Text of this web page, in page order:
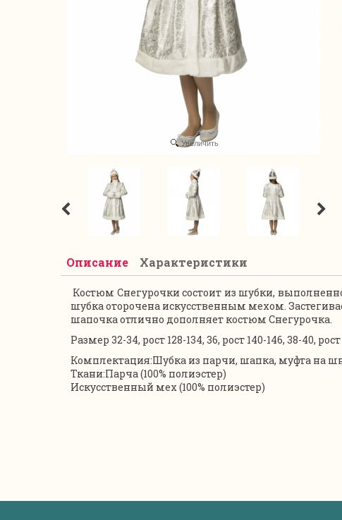
Увеличить
Описание Характеристики
Костюм Снегурочки состоит из шубки,
шубка оторочена искусственным мехом.
шапочка отлично дополняет костюм Снегурочка.
Размер 32-34, рост 128-134, 36, рост 140-146, 38-40, рост
Комплектация:Шубка из парчи, шапка, муфта на
Ткани:Парча (100% полиэстер)
Искусственный мех (100% полиэстер)